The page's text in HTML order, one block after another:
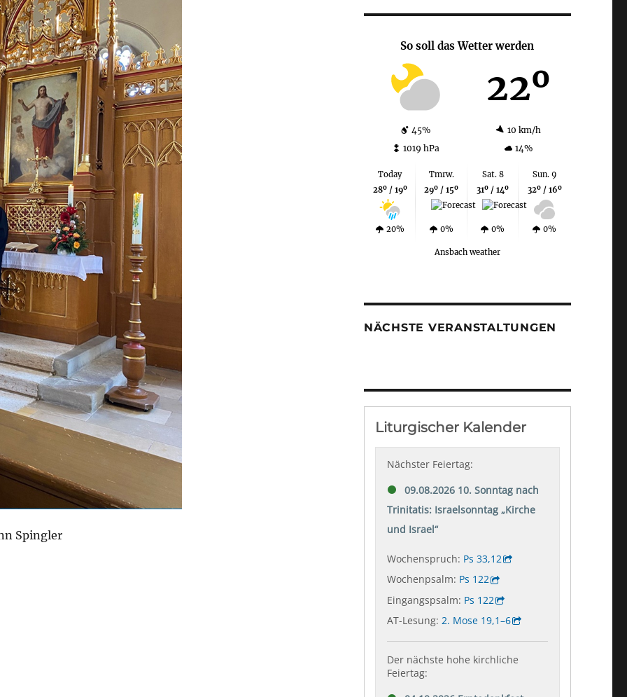
Spingler
So soll das Wetter werden
22º
45%
10 km/h
1019 hPa
14%
Today
28º / 19º
20%
Tmrw.
29º / 15º
0%
Sat. 8
31º / 14º
0%
Sun. 9
32º / 16º
0%
Ansbach weather
NÄCHSTE VERANSTALTUNGEN